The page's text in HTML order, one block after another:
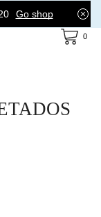
Go shop
0